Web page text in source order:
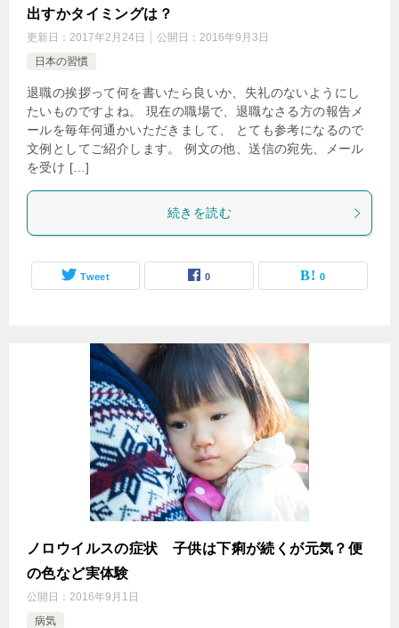
出すかタイミングは？
更新日： 2017年2月24日 公開日： 2016年9月3日
日本の習慣
退職の挨拶って何を書いたら良いか、失礼のないようにし
たいものですよね。 現在の職場で、退職なさる方の報告メ
ールを毎年何通かいただきまして、 とても参考になるので
文例としてご紹介します。 例文の他、送信の宛先、メール
を受け […]
続きを読む
Tweet 0 0
ノロウイルスの症状 子供は下痢が続くが元気？便
の色など実体験
公開日： 2016年9月1日
病気